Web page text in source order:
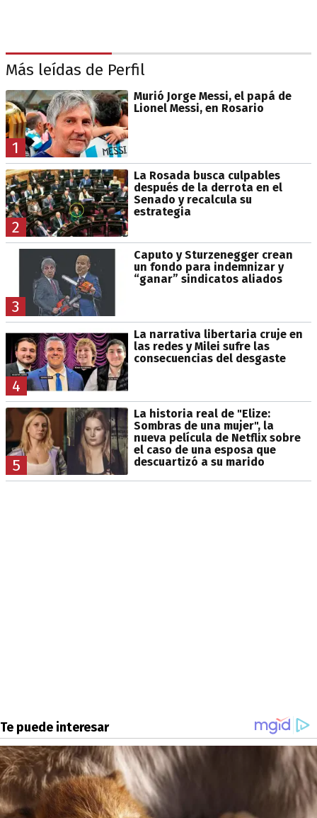
Más leídas de Perfil
1
Murió Jorge Messi, el papá de
Lionel Messi, en Rosario
2
La Rosada busca culpables
después de la derrota en el
Senado y recalcula su
estrategia
3
Caputo y Sturzenegger crean
un fondo para indemnizar y
“ganar” sindicatos aliados
4
La narrativa libertaria cruje en
las redes y Milei sufre las
consecuencias del desgaste
5
La historia real de "Elize:
Sombras de una mujer", la
nueva película de Netflix sobre
el caso de una esposa que
descuartizó a su marido